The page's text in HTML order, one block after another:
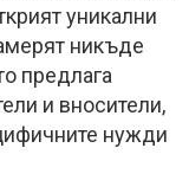
уникални
никъде
предлага
и вносители,
нужди